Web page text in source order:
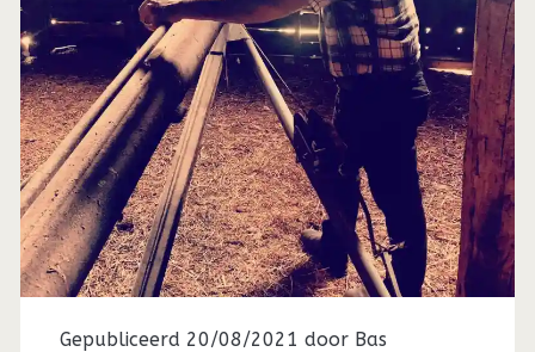
Gepubliceerd 20/08/2021 door Bas